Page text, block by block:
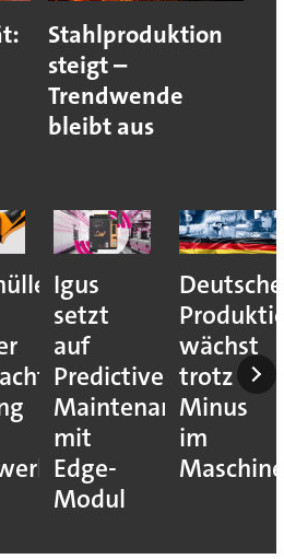
Stahlproduktion
steigt –
Trendwende
bleibt aus
Igus
setzt
auf
Predictive
Maintenance
mit
Edge-
Modul
Deutsche
wächst
trotz
Minus
im